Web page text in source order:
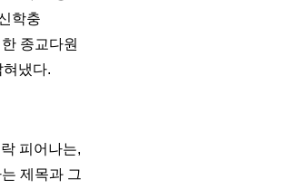
학충
종교다원
혀냈다.
피어나는,
제목과 그